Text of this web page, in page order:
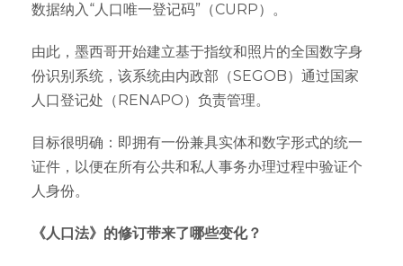
数据纳入“人口唯一登记码”（CURP）。
由此，墨西哥开始建立基于指纹和照片的全国数字身
份识别系统，该系统由内政部（SEGOB）通过国家
人口登记处（RENAPO）负责管理。
目标很明确：即拥有一份兼具实体和数字形式的统一
证件，以便在所有公共和私人事务办理过程中验证个
人身份。
《人口法》的修订带来了哪些变化？